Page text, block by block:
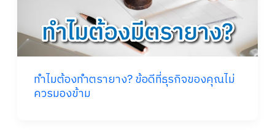
ทำไมต้องทำตรายาง? ข้อดีที่ธุรกิจของคุณไม่
ควรมองข้าม